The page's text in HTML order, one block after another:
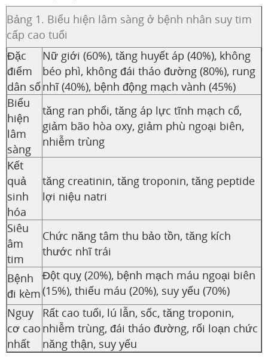
Bảng 1. Biểu hiện lâm sàng ở bệnh nhân suy tim
cấp cao tuổi
Đặc
điểm
dân số
Nữ giới (60%), tăng huyết áp (40%), không
béo phì, không đái tháo đường (80%), rung
nhĩ (40%), bệnh động mạch vành (45%)
Biểu
hiện
lâm
sàng
tăng ran phổi, tăng áp lực tĩnh mạch cổ,
giảm bão hòa oxy, giảm phù ngoại biên,
nhiễm trùng
Kết
quả
sinh
hóa
tăng creatinin, tăng troponin, tăng peptide
lợi niệu natri
Siêu
âm
tim
Chức năng tâm thu bảo tồn, tăng kích
thước nhĩ trái
Bệnh
đi kèm
Đột quỵ (20%), bệnh mạch máu ngoại biên
(15%), thiếu máu (20%), suy yếu (70%)
Nguy
cơ cao
nhất
Rất cao tuổi, lú lẫn, sốc, tăng troponin,
nhiễm trùng, đái tháo đường, rối loạn chức
năng thận, suy yếu